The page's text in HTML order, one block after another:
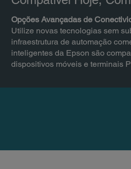
Opções Avançadas de
Utilize novas tecnologias sem
infraestrutura de automação
inteligentes da Epson são
dispositivos móveis e terminais